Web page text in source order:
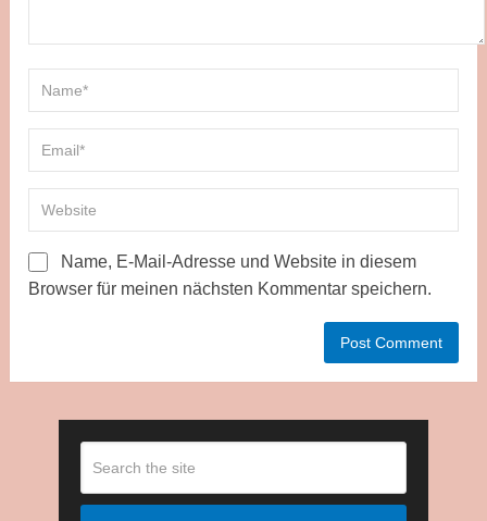
Name, E-Mail-Adresse und Website in diesem
Browser für meinen nächsten Kommentar speichern.